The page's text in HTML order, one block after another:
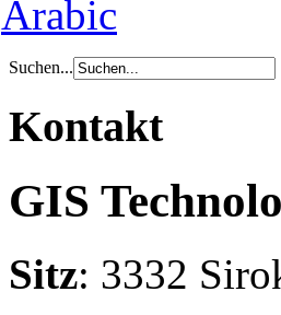
Suchen...
Kontakt
GIS
Sitz: 3332